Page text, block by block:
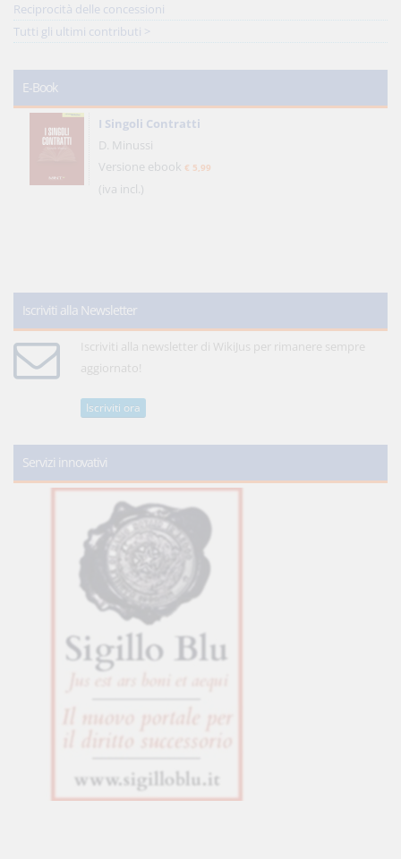
Reciprocità delle concessioni
Tutti gli ultimi contributi >
E-Book
I Singoli Contratti
D. Minussi
Versione ebook € 5,99
(iva incl.)
Iscriviti alla Newsletter
Iscriviti alla newsletter di WikiJus per rimanere sempre
aggiornato!
Iscriviti ora
Servizi innovativi